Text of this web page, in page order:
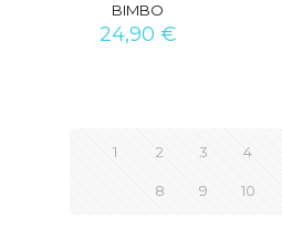
BIMBO
24,90 €
1 2 3 4
8 9 10